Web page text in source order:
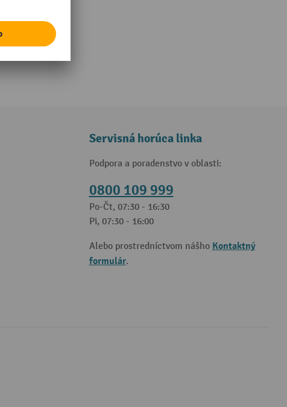
Servisná horúca linka
Podpora a poradenstvo v oblasti:
0800 109 999
Po-Čt, 07:30 - 16:30
Pi, 07:30 - 16:00
Alebo prostredníctvom nášho Kontaktný
formulár.